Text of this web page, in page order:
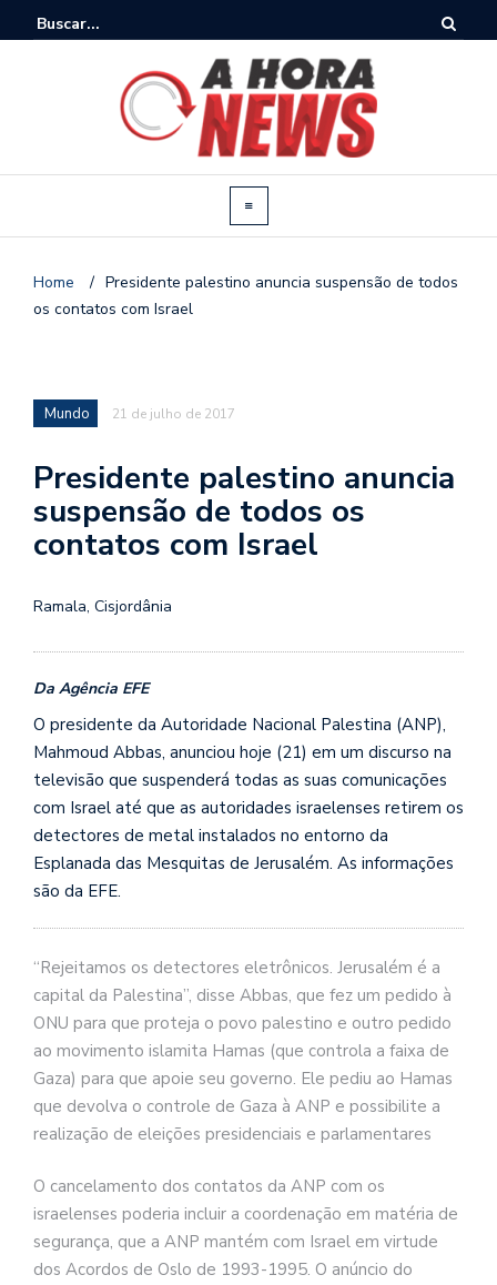
Home / Presidente palestino anuncia suspensão de todos
os contatos com Israel
Mundo 21 de julho de 2017
Presidente palestino anuncia
suspensão de todos os
contatos com Israel
Ramala, Cisjordânia
Da Agência EFE
O presidente da Autoridade Nacional Palestina (ANP),
Mahmoud Abbas, anunciou hoje (21) em um discurso na
televisão que suspenderá todas as suas comunicações
com Israel até que as autoridades israelenses retirem os
detectores de metal instalados no entorno da
Esplanada das Mesquitas de Jerusalém. As informações
são da EFE.
“Rejeitamos os detectores eletrônicos. Jerusalém é a
capital da Palestina”, disse Abbas, que fez um pedido à
ONU para que proteja o povo palestino e outro pedido
ao movimento islamita Hamas (que controla a faixa de
Gaza) para que apoie seu governo. Ele pediu ao Hamas
que devolva o controle de Gaza à ANP e possibilite a
realização de eleições presidenciais e parlamentares
O cancelamento dos contatos da ANP com os
israelenses poderia incluir a coordenação em matéria de
segurança, que a ANP mantém com Israel em virtude
dos Acordos de Oslo de 1993-1995. O anúncio do